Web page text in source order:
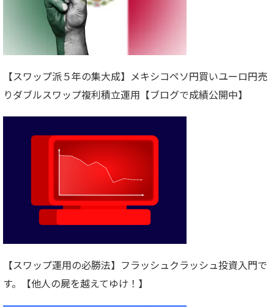
【スワップ派５年の集大成】メキシコペソ円買いユーロ円売
りダブルスワップ複利積立運用【ブログで成績公開中】
【スワップ運用の必勝法】フラッシュクラッシュ投資入門で
す。【他人の屍を越えてゆけ！】